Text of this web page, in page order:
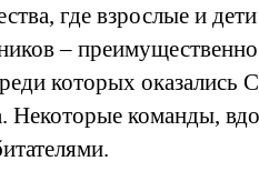
где взрослые и
–
которых
команды,